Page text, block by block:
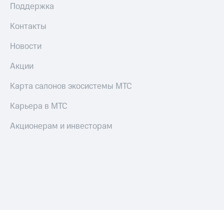
Поддержка
Контакты
Новости
Акции
Карта салонов экосистемы МТС
Карьера в МТС
Акционерам и инвесторам